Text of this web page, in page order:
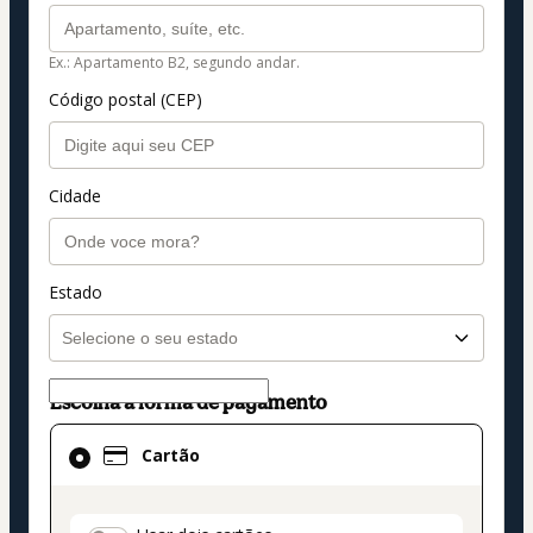
Ex.: Apartamento B2, segundo andar.
Código postal (CEP)
Cidade
Estado
Escolha a forma de pagamento
Cartão
Cartão
selecionado